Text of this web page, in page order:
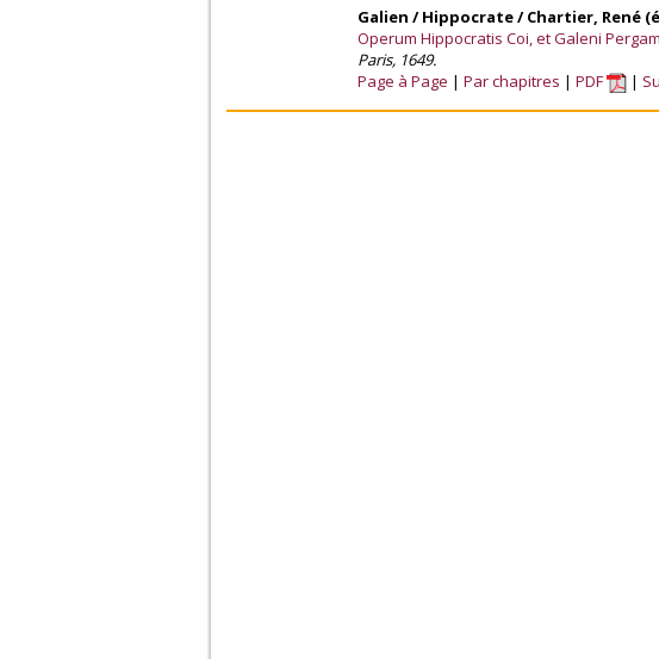
Galien / Hippocrate / Chartier, René
Operum Hippocratis Coi, et Galeni
Paris, 1649.
Page à Page
Par chapitres PDF